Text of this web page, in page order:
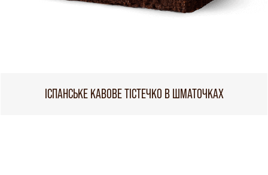
ІСПАНСЬКЕ КАВОВЕ ТІСТЕЧКО В ШМАТОЧКАХ